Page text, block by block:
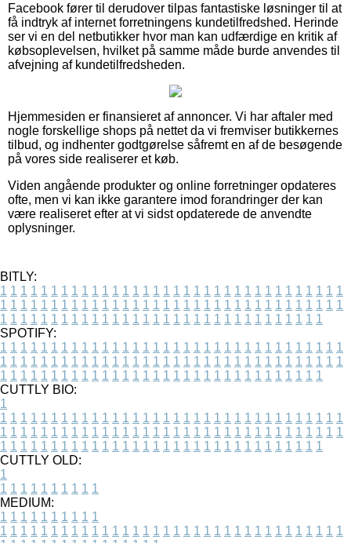
Facebook fører til derudover tilpas fantastiske løsninger til at
få indtryk af internet forretningens kundetilfredshed. Herinde
ser vi en del netbutikker hvor man kan udfærdige en kritik af
købsoplevelsen, hvilket på samme måde burde anvendes til
afvejning af kundetilfredsheden.
Hjemmesiden er finansieret af annoncer. Vi har aftaler med
nogle forskellige shops på nettet da vi fremviser butikkernes
tilbud, og indhenter godtgørelse såfremt en af de besøgende
på vores side realiserer et køb.
Viden angående produkter og online forretninger opdateres
ofte, men vi kan ikke garantere imod forandringer der kan
være realiseret efter at vi sidst opdaterede de anvendte
oplysninger.
BITLY:
1 1 1 1 1 1 1 1 1 1 1 1 1 1 1 1 1 1 1 1 1 1 1 1 1 1 1 1 1 1 1 1 1 1
1 1 1 1 1 1 1 1 1 1 1 1 1 1 1 1 1 1 1 1 1 1 1 1 1 1 1 1 1 1 1 1 1 1
1 1 1 1 1 1 1 1 1 1 1 1 1 1 1 1 1 1 1 1 1 1 1 1 1 1 1 1 1 1 1 1
SPOTIFY:
1 1 1 1 1 1 1 1 1 1 1 1 1 1 1 1 1 1 1 1 1 1 1 1 1 1 1 1 1 1 1 1 1 1
1 1 1 1 1 1 1 1 1 1 1 1 1 1 1 1 1 1 1 1 1 1 1 1 1 1 1 1 1 1 1 1 1 1
1 1 1 1 1 1 1 1 1 1 1 1 1 1 1 1 1 1 1 1 1 1 1 1 1 1 1 1 1 1 1 1
CUTTLY BIO:
1
1 1 1 1 1 1 1 1 1 1 1 1 1 1 1 1 1 1 1 1 1 1 1 1 1 1 1 1 1 1 1 1 1 1
1 1 1 1 1 1 1 1 1 1 1 1 1 1 1 1 1 1 1 1 1 1 1 1 1 1 1 1 1 1 1 1 1 1
1 1 1 1 1 1 1 1 1 1 1 1 1 1 1 1 1 1 1 1 1 1 1 1 1 1 1 1 1 1 1 1
CUTTLY OLD:
1
1 1 1 1 1 1 1 1 1 1
MEDIUM:
1 1 1 1 1 1 1 1 1 1
1 1 1 1 1 1 1 1 1 1 1 1 1 1 1 1 1 1 1 1 1 1 1 1 1 1 1 1 1 1 1 1 1 1